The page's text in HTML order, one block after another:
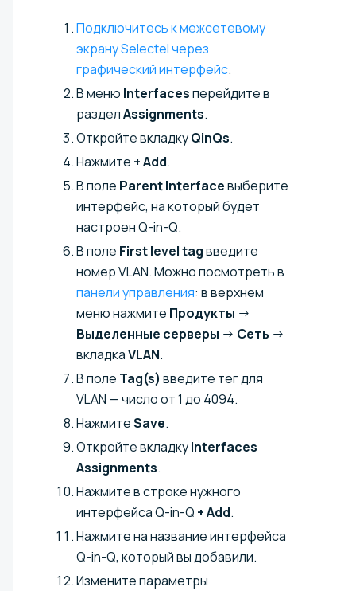
Подключитесь к межсетевому
экрану Selectel через
графический интерфейс.
В меню Interfacesперейдите в
разделAssignments.
Откройте вкладкуQinQs.
Нажмите + Add.
В поле Parent Interfaceвыберите
интерфейс, на который будет
настроен Q-in-Q.
В поле First level tagвведите
номер VLAN. Можно посмотреть в
панели управления: в верхнем
меню нажмите Продукты →
Выделенные серверы → Сеть →
вкладкаVLAN.
В поле Tag(s) введите тег для
VLAN — число от 1 до 4094.
НажмитеSave.
Откройте вкладкуInterfaces
Assignments.
Нажмите в строке нужного
интерфейса Q-in-Q + Add.
Нажмите на название интерфейса
Q-in-Q, который вы добавили.
Измените параметры